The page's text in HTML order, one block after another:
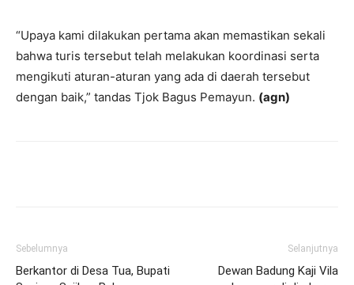
“Upaya kami dilakukan pertama akan memastikan sekali
bahwa turis tersebut telah melakukan koordinasi serta
mengikuti aturan-aturan yang ada di daerah tersebut
dengan baik,” tandas Tjok Bagus Pemayun. (agn)
Sebelumnya
Berkantor di Desa Tua, Bupati
Selanjutnya
Dewan Badung Kaji Vila